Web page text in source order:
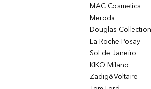
MAC Cosmetics
Meroda
Douglas Collection
La Roche-Posay
Sol de Janeiro
KIKO Milano
Zadig&Voltaire